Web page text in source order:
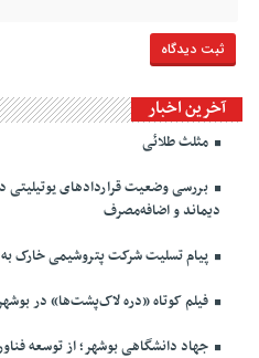
آخرین اخبار
مثلث طلائی
بررسی وضعیت قراردادهای یوتیلیتی
دیماند و اضافه‌مصرف
پیام تسلیت شرکت پتروشیمی خارک
فیلم کوتاه «دره لاک‌پشت‌ها» در
جهاد دانشگاهی بوشهر؛ از توسعه